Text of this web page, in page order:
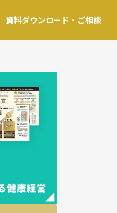
資料ダウンロード・ご相談